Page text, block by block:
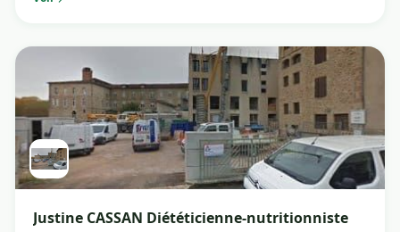
Justine CASSAN Diététicienne-nutritionniste